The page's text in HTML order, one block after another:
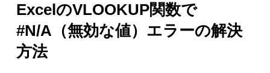
ExcelのVLOOKUP関数で
#N/A（無効な値）エラーの解決
方法